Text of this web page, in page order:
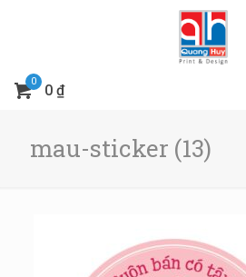
0
0 ₫
mau-sticker (13)